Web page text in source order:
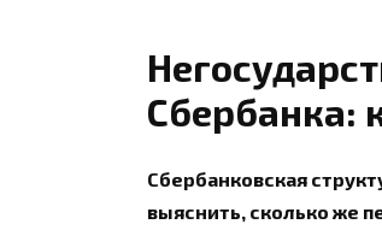
Сбербанка:
Сбербанковская
выяснить, сколько же